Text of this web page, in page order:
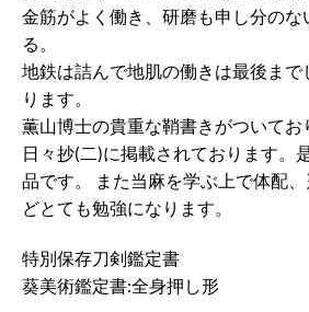
金筋がよく働き、研磨も申し分のな
る。
地鉄は詰んで地肌の働きは最後まで
ります。
薫山博士の貴重な鞘書きがついてお
日々抄(二)に掲載されております。
品です。 また当麻を学ぶ上で体配
どとても勉強になります。
特別保存刀剣鑑定書
葵美術鑑定書:全身押し形